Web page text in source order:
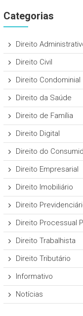
Categorias
Direito
Direito Civil
Direito Condominial
Direito da Saúde
Direito de Família
Direito Digital
Direito do
Direito Empresarial
Direito Imobiliário
Direito
Direito Processual
Direito Trabalhista
Direito Tributário
Informativo
Notícias